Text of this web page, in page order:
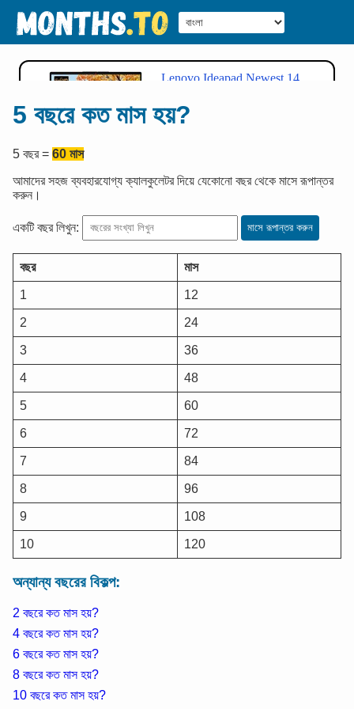
5 বছরে কত মাস হয়?
5 বছর= 60 মাস
আমাদের সহজ ব্যবহারযোগ্য ক্যালকুলেটর দিয়ে যেকোনো বছর থেকে মাসে রূপান্তর
করুন।
একটি বছর লিখুন: মাসে রূপান্তর করুন
বছর মাস
1 12
2 24
3 36
4 48
5 60
6 72
7 84
8 96
9 108
10 120
অন্যান্য বছরের বিকল্প:
2 বছরে কত মাস হয়?
4 বছরে কত মাস হয়?
6 বছরে কত মাস হয়?
8 বছরে কত মাস হয়?
10 বছরে কত মাস হয়?